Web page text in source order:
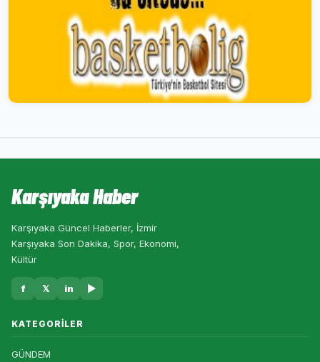
Karşıyaka Haber
Karşıyaka Güncel Haberler, İzmir
Karşıyaka Son Dakika, Spor, Ekonomi,
Kültür
f 𝕏 in ▶
KATEGORILER
GÜNDEM